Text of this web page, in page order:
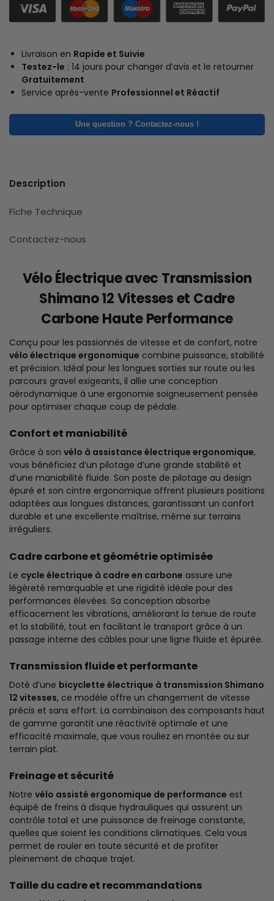
Livraison en Rapide et Suivie
Testez-le : 14 jours pour changer d’avis et le retourner
Gratuitement
Service après-vente Professionnel et Réactif
Une question ? Contactez-nous !
Description
Fiche Technique
Contactez-nous
Vélo Électrique avec Transmission
Shimano 12 Vitesses et Cadre
Carbone Haute Performance
Conçu pour les passionnés de vitesse et de confort, notre
vélo électrique ergonomique combine puissance, stabilité
et précision. Idéal pour les longues sorties sur route ou les
parcours gravel exigeants, il allie une conception
aérodynamique à une ergonomie soigneusement pensée
pour optimiser chaque coup de pédale.
Confort et maniabilité
Grâce à son vélo à assistance électrique ergonomique,
vous bénéficiez d’un pilotage d’une grande stabilité et
d’une maniabilité fluide. Son poste de pilotage au design
épuré et son cintre ergonomique offrent plusieurs positions
adaptées aux longues distances, garantissant un confort
durable et une excellente maîtrise, même sur terrains
irréguliers.
Cadre carbone et géométrie optimisée
Le cycle électrique à cadre en carbone assure une
légèreté remarquable et une rigidité idéale pour des
performances élevées. Sa conception absorbe
efficacement les vibrations, améliorant la tenue de route
et la stabilité, tout en facilitant le transport grâce à un
passage interne des câbles pour une ligne fluide et épurée.
Transmission fluide et performante
Doté d’une bicyclette électrique à transmission Shimano
12 vitesses, ce modèle offre un changement de vitesse
précis et sans effort. La combinaison des composants haut
de gamme garantit une réactivité optimale et une
efficacité maximale, que vous rouliez en montée ou sur
terrain plat.
Freinage et sécurité
Notre vélo assisté ergonomique de performance est
équipé de freins à disque hydrauliques qui assurent un
contrôle total et une puissance de freinage constante,
quelles que soient les conditions climatiques. Cela vous
permet de rouler en toute sécurité et de profiter
pleinement de chaque trajet.
Taille du cadre et recommandations